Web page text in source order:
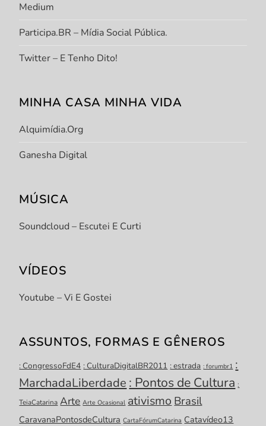
Medium
Participa.BR – Mídia Social Pública.
Twitter – E Tenho Dito!
MINHA CASA MINHA VIDA
Alquimídia.org
Ganesha Digital
MÚSICA
Soundcloud – Escutei E Curti
VÍDEOS
Youtube – Vi E Gostei
ASSUNTOS, FORMAS E GÊNEROS
: CongressoFdE4 : CulturaDigitalBR2011 : estrada : forumbr1 :
MarchadaLiberdade : Pontos de Cultura :
TeiaCatarina Arte Arte Ocasional ativismo Brasil
CaravanaPontosdeCultura CartaFórumCatarina Catavídeo13